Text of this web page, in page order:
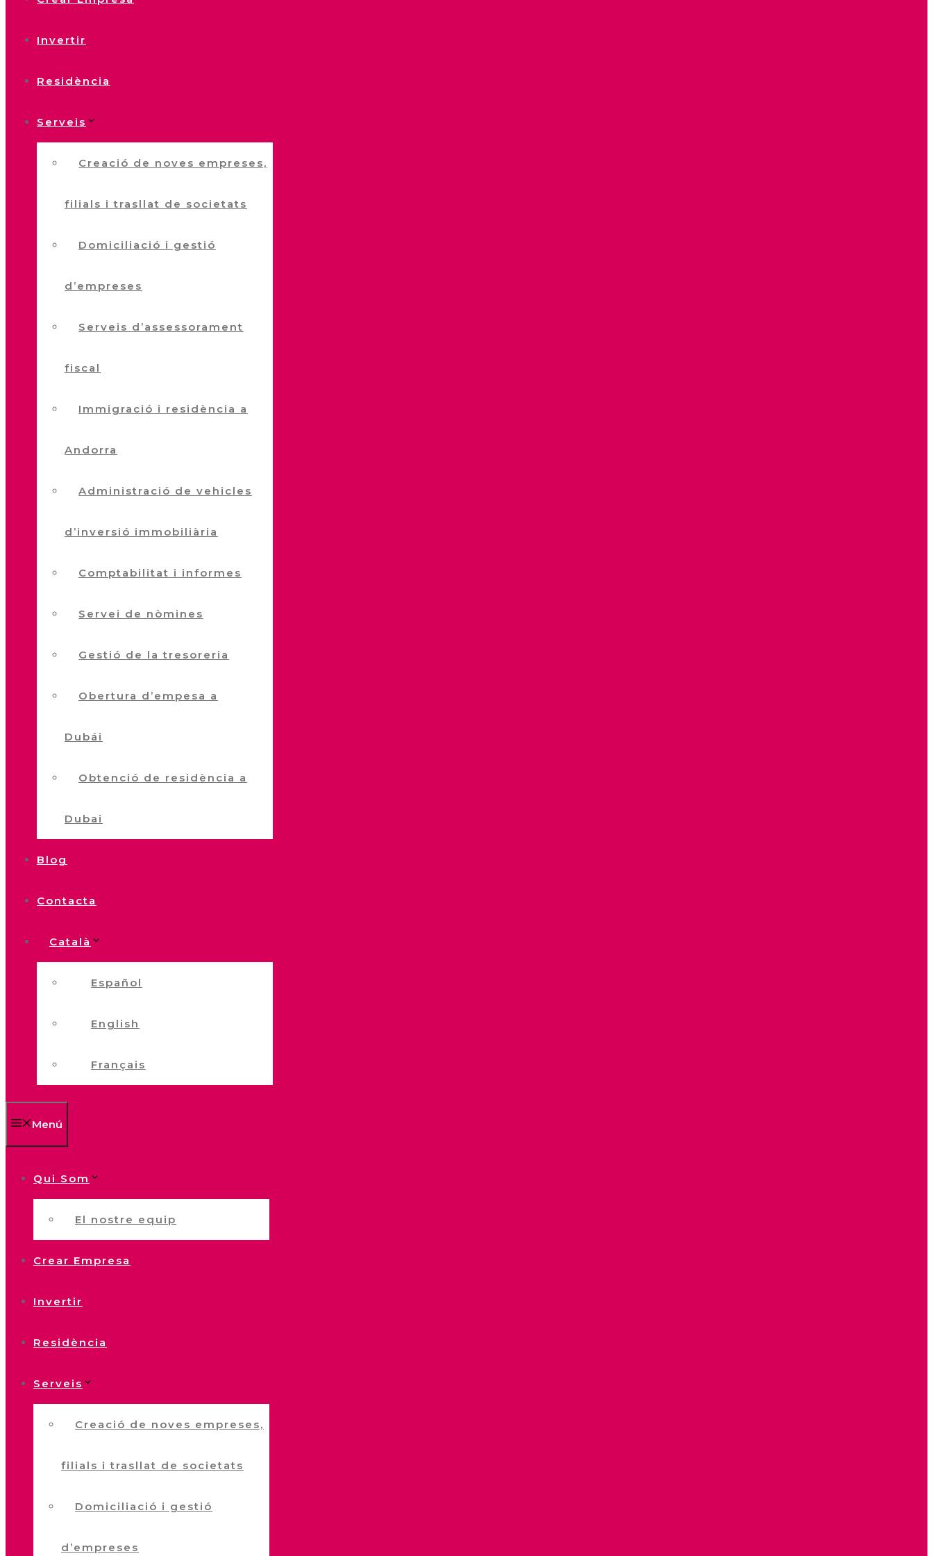
Invertir
Residència
Serveis
Creació de noves empreses,
filials i trasllat de societats
Domiciliació i gestió
d’empreses
Serveis d’assessorament
fiscal
Immigració i residència a
Andorra
Administració de vehicles
d’inversió immobiliària
Comptabilitat i informes
Servei de nòmines
Gestió de la tresoreria
Obertura d’empesa a
Dubái
Obtenció de residència a
Dubai
Blog
Contacta
Català
Español
English
Français
Menú
Qui Som
El nostre equip
Crear Empresa
Invertir
Residència
Serveis
Creació de noves empreses,
filials i trasllat de societats
Domiciliació i gestió
d’empreses